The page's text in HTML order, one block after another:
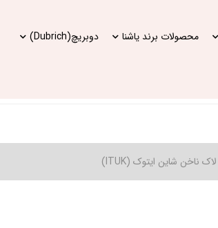
محصولات برند یاشنا
دوبریچ(Dubrich)
لاک ناخن شاین ایتوک (ITUK)